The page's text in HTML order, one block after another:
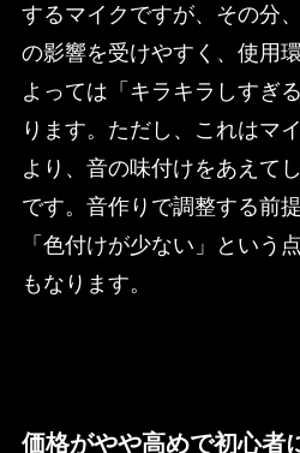
するマイクですが、その分
の影響を受けやすく、使用
よっては「キラキラしすぎ
ります。ただし、これはマ
より、音の味付けをあえて
です。音作りで調整する前
「色付けが少ない」という
もなります。
価格がやや高めで初心者